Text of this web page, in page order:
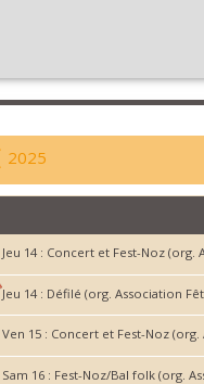
2025
Jeu 14 : Concert et Fest-Noz (org.
Jeu 14 : Défilé (org. Association
Ven 15 : Concert et Fest-Noz
Sam 16 : Fest-Noz/Bal folk (org.